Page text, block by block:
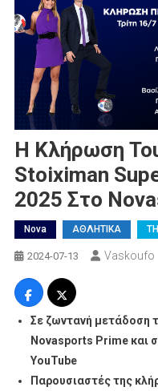
H Κλήρωση
Stoiximan
2025 Στo
Nova ΑΘΛΗΤΙΚΑ
2024-07-13 Vaskoufo
Σε ζωντανή μετάδοση
Novasports Primeκαι
YouTube
Παρουσιαστές της